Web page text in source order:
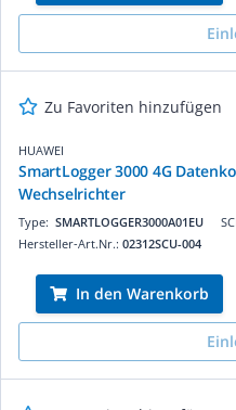
Zu Favoriten hinzufügen
HUAWEI
SmartLogger 3000 4G
Wechselrichter
Type: SMARTLOGGER3000A01EU
Hersteller-Art.Nr.: 02312SCU-004
In den Warenkorb